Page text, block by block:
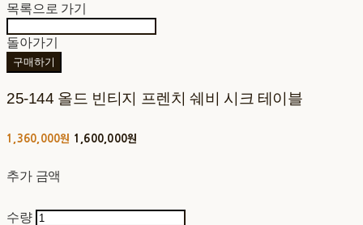
목록으로 가기
돌아가기
구매하기
25-144 올드 빈티지 프렌치 쉐비 시크 테이블
1,360,000원 1,600,000원
추가 금액
수량